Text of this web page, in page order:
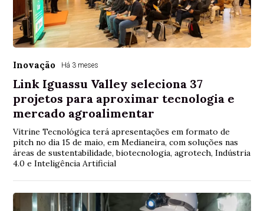
Inovação Há 3 meses
Link Iguassu Valley seleciona 37
projetos para aproximar tecnologia e
mercado agroalimentar
Vitrine Tecnológica terá apresentações em formato de
pitch no dia 15 de maio, em Medianeira, com soluções nas
áreas de sustentabilidade, biotecnologia, agrotech, Indústria
4.0 e Inteligência Artificial